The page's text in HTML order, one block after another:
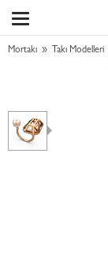
Mortakı » Takı Modelleri